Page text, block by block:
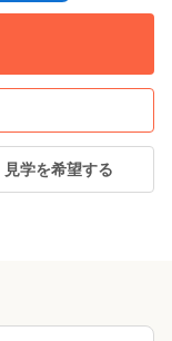
見学を希望する